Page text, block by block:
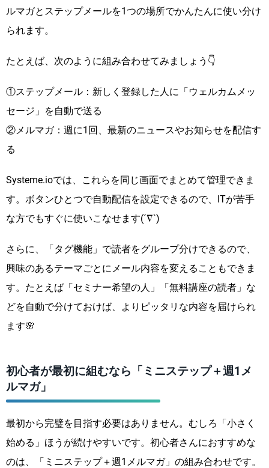
ルマガとステップメールを1つの場所でかんたんに使い分け
られます。
たとえば、次のように組み合わせてみましょう👇
①ステップメール：新しく登録した人に「ウェルカムメッ
セージ」を自動で送る
②メルマガ：週に1回、最新のニュースやお知らせを配信す
る
Systeme.ioでは、これらを同じ画面でまとめて管理できま
す。ボタンひとつで自動配信を設定できるので、ITが苦手
な方でもすぐに使いこなせます(´∇`)
さらに、「タグ機能」で読者をグループ分けできるので、
興味のあるテーマごとにメール内容を変えることもできま
す。たとえば「セミナー希望の人」「無料講座の読者」な
どを自動で分けておけば、よりピッタリな内容を届けられ
ます🌸
初心者が最初に組むなら「ミニステップ＋週1メ
ルマガ」
最初から完璧を目指す必要はありません。むしろ「小さく
始める」ほうが続けやすいです。初心者さんにおすすめな
のは、「ミニステップ＋週1メルマガ」の組み合わせです。